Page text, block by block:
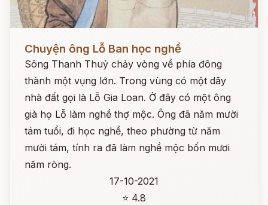
Chuyện ông Lỗ Ban học nghề
Sông Thanh Thuỷ chảy vòng về phía đông
thành một vụng lớn. Trong vùng có một dãy
nhà đất gọi là Lỗ Gia Loan. Ở đây có một ông
già họ Lỗ làm nghề thợ mộc. Ông đã năm mười
tám tuổi, đi học nghề, theo phường từ năm
mười tám, tính ra đã làm nghề mộc bốn mươi
năm ròng.
17-10-2021
⭐ 4.8